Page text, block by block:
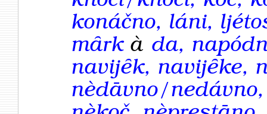
konáčno, láni,
mȃrk à da,
navijȇk, navijȇke,
nèdāvno/